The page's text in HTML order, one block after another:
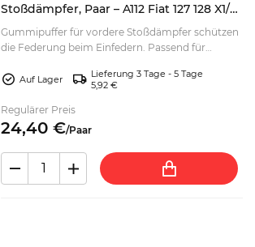
Stoßdämpfer, Paar – A112 Fiat 127 128 X1/9
Beta 4201143
Gummipuffer für vordere Stoßdämpfer schützen
die Federung beim Einfedern. Passend für
Auf Lager
Lieferung 3 Tage - 5 Tage
5,92 €
Regulärer Preis
24,40 €/Paar